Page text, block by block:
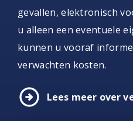
gevallen, elektronisch
u alleen een eventuele
kunnen u vooraf
verwachten kosten.
arrow_circle_right Lees meer over